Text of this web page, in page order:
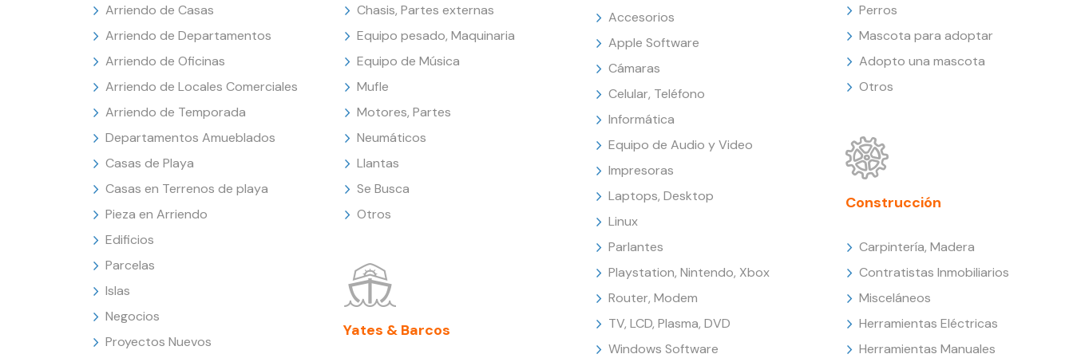
Arriendo de Casas
Arriendo de Departamentos
Arriendo de Oficinas
Arriendo de Locales Comerciales
Arriendo de Temporada
Departamentos Amueblados
Casas de Playa
Casas en Terrenos de playa
Pieza en Arriendo
Edificios
Parcelas
Islas
Negocios
Proyectos Nuevos
Chasis, Partes externas
Equipo pesado, Maquinaria
Equipo de Música
Mufle
Motores, Partes
Neumáticos
Llantas
Se Busca
Otros
Yates & Barcos
Accesorios
Apple Software
Cámaras
Celular, Teléfono
Informática
Equipo de Audio y Video
Impresoras
Laptops, Desktop
Linux
Parlantes
Playstation, Nintendo, Xbox
Router, Modem
TV, LCD, Plasma, DVD
Windows Software
Perros
Mascota para adoptar
Adopto una mascota
Otros
Construcción
Carpintería, Madera
Contratistas Inmobiliarios
Misceláneos
Herramientas Eléctricas
Herramientas Manuales